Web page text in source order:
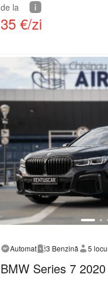
de la
35 €/zi
Automat 3 Benzină 5
BMW Series 7 2020